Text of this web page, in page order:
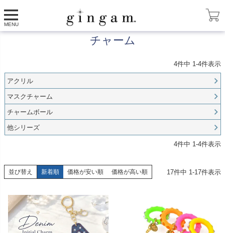
MENU
HOME
チャーム
4件中 1-4件表示
アクリル
マスクチャーム
チャームボール
他シリーズ
4件中 1-4件表示
並び替え 新着順 価格が安い順 価格が高い順 17件中 1-17件表示